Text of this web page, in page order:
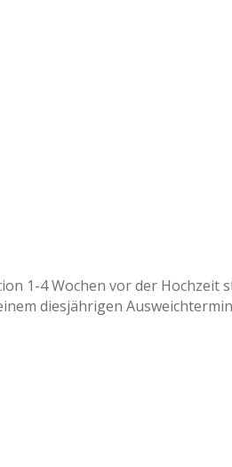
1-4 Wochen vor der Hochzeit
diesjährigen